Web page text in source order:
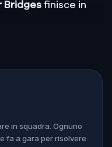
Bridges finisce in
è stata trovata
di fantasmi
Percy, la
altro si nasconde
sospettati e
in squadra. Ognuno
fa a gara per risolvere